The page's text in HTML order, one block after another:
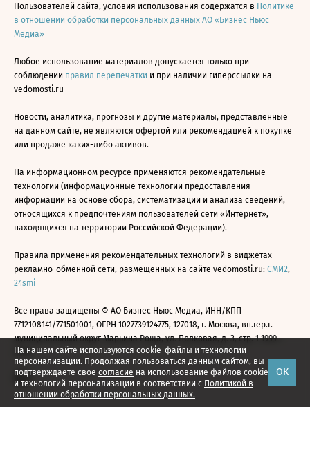
На нашем сайте используются cookie-файлы и технологии
персонализации. Продолжая пользоваться данным сайтом, вы
подтверждаете свое согласие на использование файлов cookie
и технологий персонализации в соответствии с Политикой в
отношении обработки персональных данных.
ОК
Пользователей сайта, условия использования содержатся в Политике
в отношении обработки персональных данных АО «Бизнес Ньюс
Медиа»
Любое использование материалов допускается только при
соблюдении правил перепечатки и при наличии гиперссылки на
vedomosti.ru
Новости, аналитика, прогнозы и другие материалы, представленные
на данном сайте, не являются офертой или рекомендацией к покупке
или продаже каких-либо активов.
На информационном ресурсе применяются рекомендательные
технологии (информационные технологии предоставления
информации на основе сбора, систематизации и анализа сведений,
относящихся к предпочтениям пользователей сети «Интернет»,
находящихся на территории Российской Федерации).
Правила применения рекомендательных технологий в виджетах
рекламно-обменной сети, размещенных на сайте vedomosti.ru: СМИ2,
24smi
Все права защищены © АО Бизнес Ньюс Медиа, ИНН/КПП
7712108141/771501001, ОГРН 1027739124775, 127018, г. Москва, вн.тер.г.
муниципальный округ Марьина Роща, ул. Полковая, д. 3, стр. 1 1999—
2026